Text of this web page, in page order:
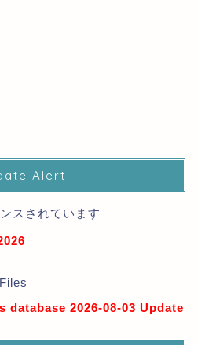
Alert
スされています
database 2026-08-03 Update